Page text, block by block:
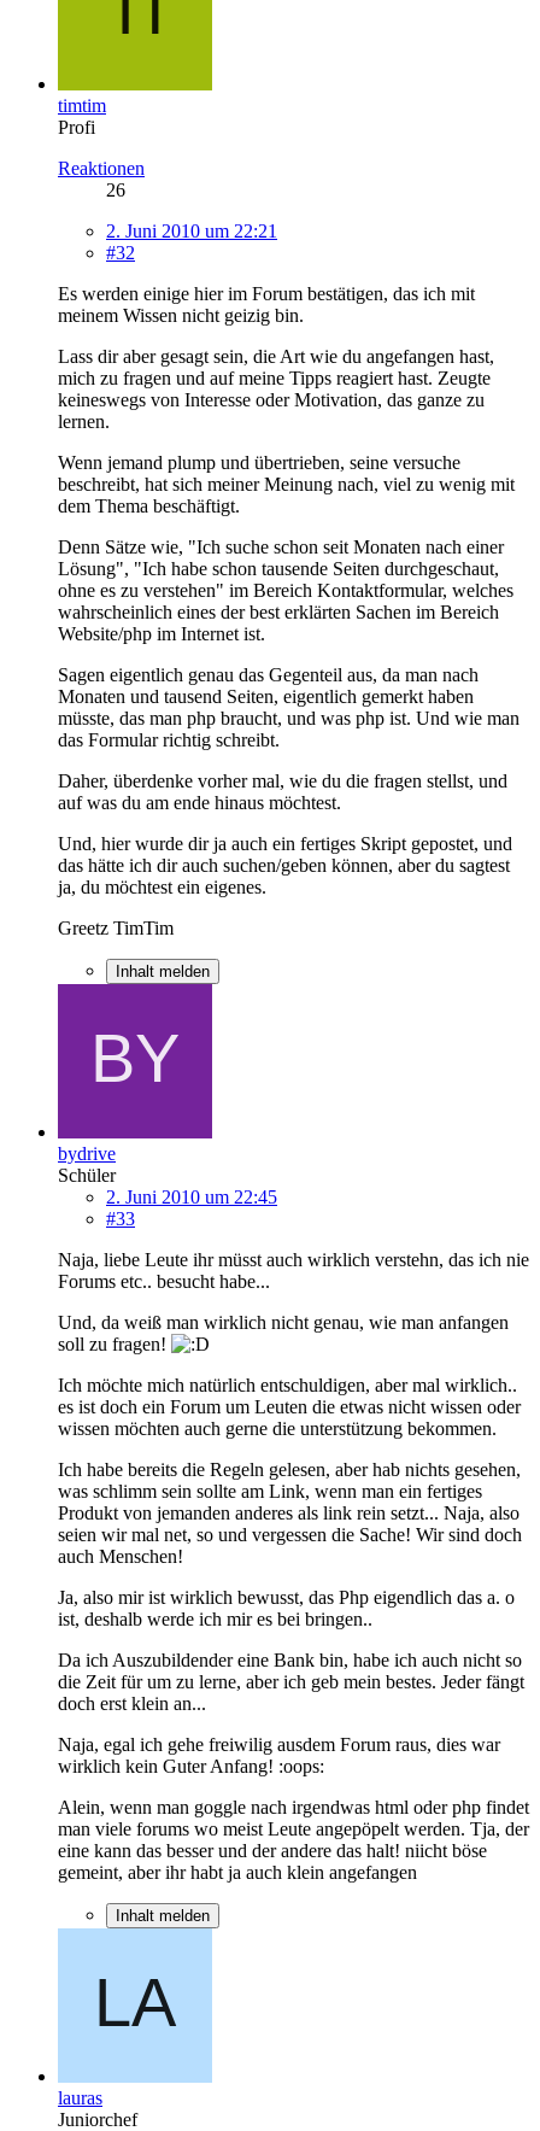
timtim
Profi
Reaktionen
26
2. Juni 2010 um 22:21
#32
Es werden einige hier im Forum bestätigen, das ich mit
meinem Wissen nicht geizig bin.
Lass dir aber gesagt sein, die Art wie du angefangen hast,
mich zu fragen und auf meine Tipps reagiert hast. Zeugte
keineswegs von Interesse oder Motivation, das ganze zu
lernen.
Wenn jemand plump und übertrieben, seine versuche
beschreibt, hat sich meiner Meinung nach, viel zu wenig mit
dem Thema beschäftigt.
Denn Sätze wie, "Ich suche schon seit Monaten nach einer
Lösung", "Ich habe schon tausende Seiten durchgeschaut,
ohne es zu verstehen" im Bereich Kontaktformular, welches
wahrscheinlich eines der best erklärten Sachen im Bereich
Website/php im Internet ist.
Sagen eigentlich genau das Gegenteil aus, da man nach
Monaten und tausend Seiten, eigentlich gemerkt haben
müsste, das man php braucht, und was php ist. Und wie man
das Formular richtig schreibt.
Daher, überdenke vorher mal, wie du die fragen stellst, und
auf was du am ende hinaus möchtest.
Und, hier wurde dir ja auch ein fertiges Skript gepostet, und
das hätte ich dir auch suchen/geben können, aber du sagtest
ja, du möchtest ein eigenes.
Greetz TimTim
Inhalt melden
bydrive
Schüler
2. Juni 2010 um 22:45
#33
Naja, liebe Leute ihr müsst auch wirklich verstehn, das ich nie
Forums etc.. besucht habe...
Und, da weiß man wirklich nicht genau, wie man anfangen
soll zu fragen!
Ich möchte mich natürlich entschuldigen, aber mal wirklich..
es ist doch ein Forum um Leuten die etwas nicht wissen oder
wissen möchten auch gerne die unterstützung bekommen.
Ich habe bereits die Regeln gelesen, aber hab nichts gesehen,
was schlimm sein sollte am Link, wenn man ein fertiges
Produkt von jemanden anderes als link rein setzt... Naja, also
seien wir mal net, so und vergessen die Sache! Wir sind doch
auch Menschen!
Ja, also mir ist wirklich bewusst, das Php eigendlich das a. o
ist, deshalb werde ich mir es bei bringen..
Da ich Auszubildender eine Bank bin, habe ich auch nicht so
die Zeit für um zu lerne, aber ich geb mein bestes. Jeder fängt
doch erst klein an...
Naja, egal ich gehe freiwilig ausdem Forum raus, dies war
wirklich kein Guter Anfang! :oops:
Alein, wenn man goggle nach irgendwas html oder php findet
man viele forums wo meist Leute angepöpelt werden. Tja, der
eine kann das besser und der andere das halt! niicht böse
gemeint, aber ihr habt ja auch klein angefangen
Inhalt melden
lauras
Juniorchef